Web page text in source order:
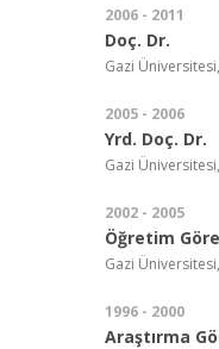
2006 - 2011
Doç. Dr.
Gazi
2005 - 2006
Yrd. Doç. Dr.
Gazi
2002 - 2005
Öğretim
Gazi
1996 - 2000
Araştırma